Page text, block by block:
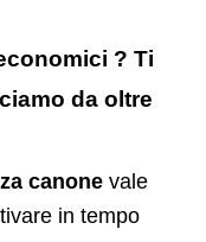
? Ti
da oltre
canone vale
in tempo